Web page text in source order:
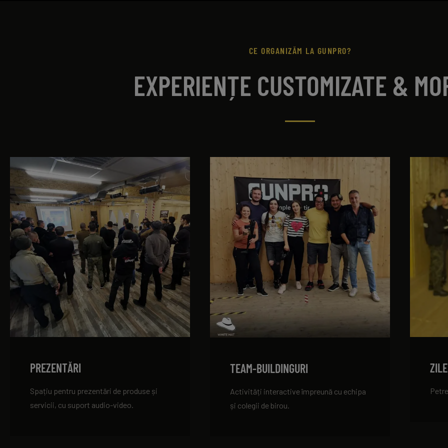
CE ORGANIZĂM LA GUNPRO?
EXPERIENȚE CUSTOMIZATE &
PREZENTĂRI
Spațiu pentru prezentări de produse și
servicii, cu suport audio-video.
TEAM-BUILDINGURI
Activități interactive împreună cu echipa
și colegii de birou.